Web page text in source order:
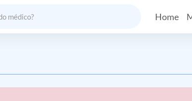
Home